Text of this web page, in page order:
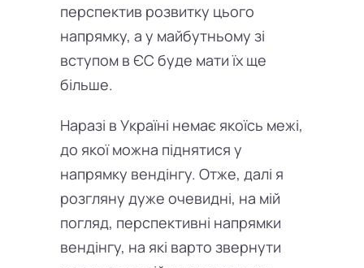
перспектив розвитку цього
напрямку, а у майбутньому зі
вступом в ЄС буде мати їх ще
більше.
Наразі в Україні немає якоїсь межі,
до якої можна піднятися у
напрямку вендінгу. Отже, далі я
розгляну дуже очевидні, на мій
погляд, перспективні напрямки
вендінгу, на які варто звернути